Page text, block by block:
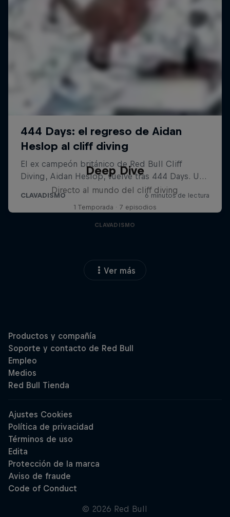
Deep Dive
Directo al mundo del cliff diving
1 Temporada · 7 episodios
CLAVADISMO
Ver más